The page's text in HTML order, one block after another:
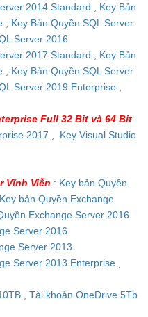
2014 Standard
Key Bản
Key Bản Quyền SQL Server
Server 2016
2017 Standard
Key Bản
Key Bản Quyền SQL Server
Server 2019 Enterprise
Full 32 Bit và 64 Bit
2017
Key Visual Studio
Vĩnh Viễn : Key bản Quyền
Key bản Quyền Exchange
Exchange Server 2016
Server 2016
Server 2013
Server 2013 Enterprise
Tài khoản OneDrive 5Tb